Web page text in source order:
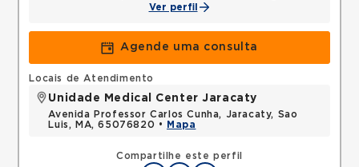
Ver perfil
Agende uma consulta
Compartilhe este perfil
Locais de Atendimento
Unidade Medical Center Jaracaty
Avenida Professor Carlos Cunha, Jaracaty, Sao
Luis, MA, 65076820 •
Mapa